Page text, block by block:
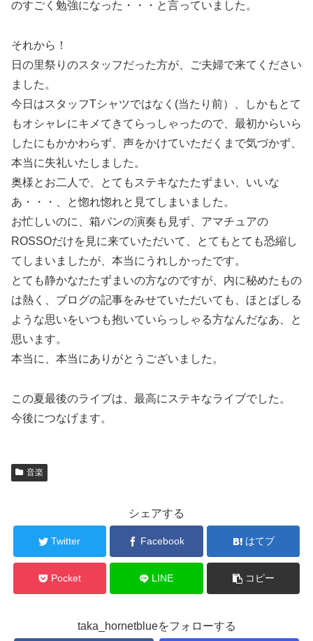
のすごく勉強になった・・・と言っていました。
それから！
日の里祭りのスタッフだった方が、ご夫婦で来てください
ました。
今日はスタッフTシャツではなく(当たり前）、しかもとて
もオシャレにキメてきてらっしゃったので、最初からいら
したにもかかわらず、声をかけていただくまで気づかず、
本当に失礼いたしました。
奥様とお二人で、とてもステキなたたずまい、いいな
あ・・・、と惚れ惚れと見てしまいました。
お忙しいのに、箱バンの演奏も見ず、アマチュアの
ROSSOだけを見に来ていただいて、とてもとても恐縮し
てしまいましたが、本当にうれしかったです。
とても静かなたたずまいの方なのですが、内に秘めたもの
は熱く、ブログの記事をみせていただいても、ほとばしる
ような思いをいつも抱いていらっしゃる方なんだなあ、と
思います。
本当に、本当にありがとうございました。
この夏最後のライブは、最高にステキなライブでした。
今後につなげます。
音楽
シェアする
Twitter Facebook はてブ
Pocket LINE コピー
taka_hornetblueをフォローする